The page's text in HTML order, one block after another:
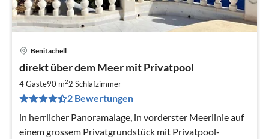
Benitachell
direkt über dem Meer mit Privatpool
4 Gäste90 m22 Schlafzimmer
2 Bewertungen
in herrlicher Panoramalage, in vorderster Meerlinie auf
einem grossem Privatgrundstück mit Privatpool-